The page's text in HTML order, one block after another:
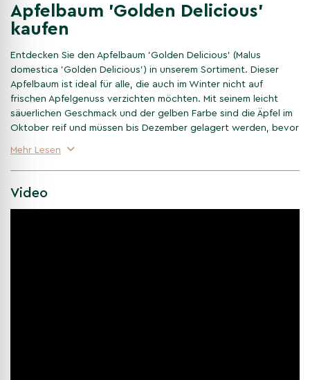
Apfelbaum 'Golden Delicious'
kaufen
Entdecken Sie den Apfelbaum 'Golden Delicious' (Malus
domestica 'Golden Delicious') in unserem Sortiment. Dieser
Apfelbaum ist ideal für alle, die auch im Winter nicht auf
frischen Apfelgenuss verzichten möchten. Mit seinem leicht
säuerlichen Geschmack und der gelben Farbe sind die Äpfel im
Oktober reif und müssen bis Dezember gelagert werden, bevor
Eigenschaften des Apfelbaums
'Golden Delicious'
Mehr Lesen
Video